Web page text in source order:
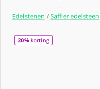
Edelstenen /Saffier edelsteen
20%korting